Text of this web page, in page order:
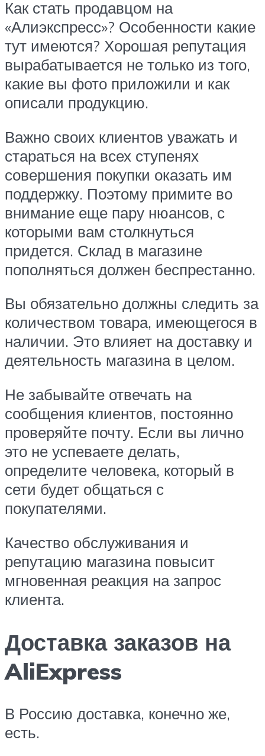
Как стать продавцом на
«Алиэкспресс»? Особенности какие
тут имеются? Хорошая репутация
вырабатывается не только из того,
какие вы фото приложили и как
описали продукцию.
Важно своих клиентов уважать и
стараться на всех ступенях
совершения покупки оказать им
поддержку. Поэтому примите во
внимание еще пару нюансов, с
которыми вам столкнуться
придется. Склад в магазине
пополняться должен беспрестанно.
Вы обязательно должны следить за
количеством товара, имеющегося в
наличии. Это влияет на доставку и
деятельность магазина в целом.
Не забывайте отвечать на
сообщения клиентов, постоянно
проверяйте почту. Если вы лично
это не успеваете делать,
определите человека, который в
сети будет общаться с
покупателями.
Качество обслуживания и
репутацию магазина повысит
мгновенная реакция на запрос
клиента.
Доставка заказов на
AliExpress
В Россию доставка, конечно же,
есть.